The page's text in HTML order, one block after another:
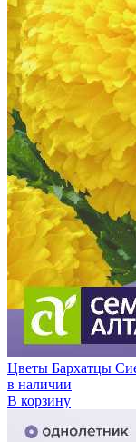
Цветы Бархатцы
в наличии
В корзину